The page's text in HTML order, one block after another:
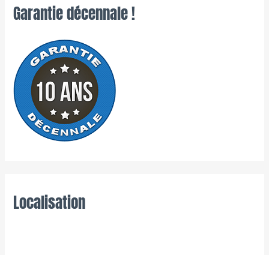
Garantie décennale !
Localisation